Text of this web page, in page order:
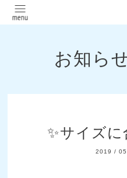
お知ら
✨サイズ
2019 / 05